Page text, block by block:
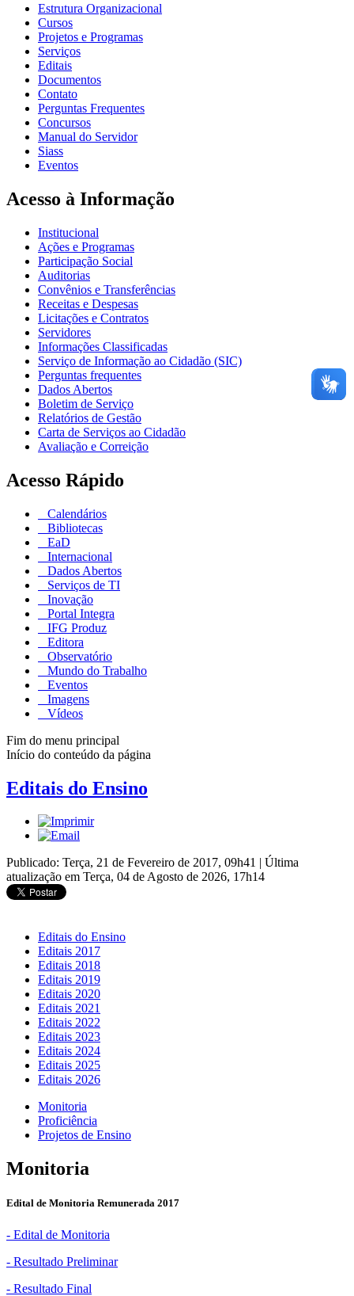
Estrutura Organizacional
Cursos
Projetos e Programas
Serviços
Editais
Documentos
Contato
Perguntas Frequentes
Concursos
Manual do Servidor
Siass
Eventos
Acesso à Informação
Institucional
Ações e Programas
Participação Social
Auditorias
Convênios e Transferências
Receitas e Despesas
Licitações e Contratos
Servidores
Informações Classificadas
Serviço de Informação ao Cidadão (SIC)
Perguntas frequentes
Dados Abertos
Boletim de Serviço
Relatórios de Gestão
Carta de Serviços ao Cidadão
Avaliação e Correição
Acesso Rápido
Calendários
Bibliotecas
EaD
Internacional
Dados Abertos
Serviços de TI
Inovação
Portal Integra
IFG Produz
Editora
Observatório
Mundo do Trabalho
Eventos
Imagens
Vídeos
Fim do menu principal
Início do conteúdo da página
Editais do Ensino
Publicado: Terça, 21 de Fevereiro de 2017, 09h41 | Última
atualização em Terça, 04 de Agosto de 2026, 17h14
Editais do Ensino
Editais 2017
Editais 2018
Editais 2019
Editais 2020
Editais 2021
Editais 2022
Editais 2023
Editais 2024
Editais 2025
Editais 2026
Monitoria
Proficiência
Projetos de Ensino
Monitoria
Edital de Monitoria Remunerada 2017
- Edital de Monitoria
- Resultado Preliminar
- Resultado Final